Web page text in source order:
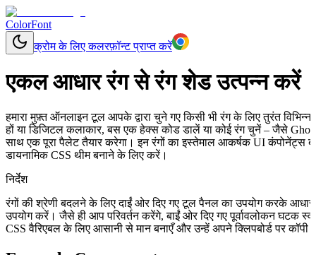
ColorFont
क्रोम के लिए कलरफ़ॉन्ट प्राप्त करें
एकल आधार रंग से रंग शेड उत्पन्न करें
हमारा मुफ़्त ऑनलाइन टूल आपके द्वारा चुने गए किसी भी रंग के लिए तुरंत
हों या डिजिटल कलाकार, बस एक हेक्स कोड डालें या कोई रंग चुनें – जैसे
साथ एक पूरा पैलेट तैयार करेगा। इन रंगों का इस्तेमाल आकर्षक UI कंपोनेंट्स
डायनामिक CSS थीम बनाने के लिए करें।
निर्देश
रंगों की श्रेणी बदलने के लिए दाईं ओर दिए गए टूल पैनल का उपयोग करके
उपयोग करें। जैसे ही आप परिवर्तन करेंगे, बाईं ओर दिए गए पूर्वावलोकन घटक
CSS वैरिएबल के लिए आसानी से मान बनाएँ और उन्हें अपने क्लिपबोर्ड पर कॉपी